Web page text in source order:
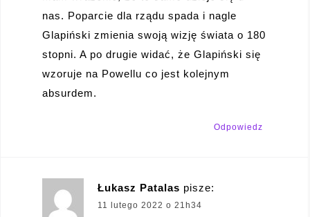
nas. Poparcie dla rządu spada i nagle
Glapiński zmienia swoją wizję świata o 180
stopni. A po drugie widać, że Glapiński się
wzoruje na Powellu co jest kolejnym
absurdem.
Odpowiedz
Łukasz Patalas pisze:
11 lutego 2022 o 21h34